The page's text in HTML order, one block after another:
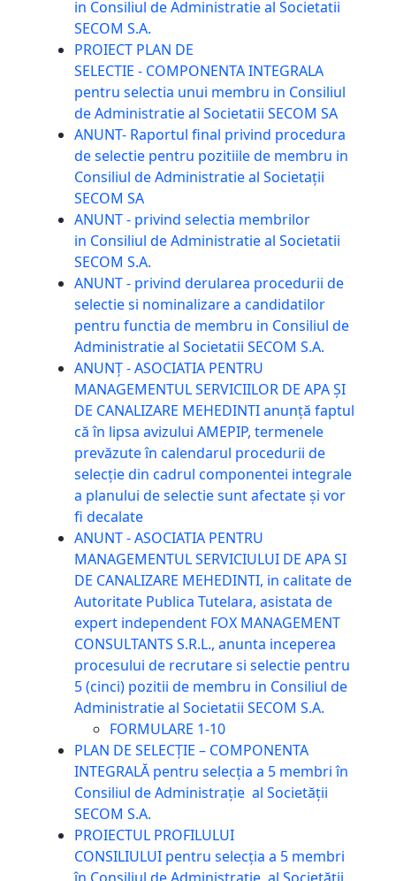
in Consiliul de Administratie al Societatii
SECOM S.A.
PROIECT PLAN DE
SELECTIE - COMPONENTA INTEGRALA
pentru selectia unui membru in Consiliul
de Administratie al Societatii SECOM SA
ANUNT- Raportul final privind procedura
de selectie pentru pozitiile de membru in
Consiliul de Administratie al Societații
SECOM SA
ANUNT - privind selectia membrilor
in Consiliul de Administratie al Societatii
SECOM S.A.
ANUNT - privind derularea procedurii de
selectie si nominalizare a candidatilor
pentru functia de membru in Consiliul de
Administratie al Societatii SECOM S.A.
ANUNȚ - ASOCIATIA PENTRU
MANAGEMENTUL SERVICIILOR DE APA ȘI
DE CANALIZARE MEHEDINTI anunță faptul
că în lipsa avizului AMEPIP, termenele
prevăzute în calendarul procedurii de
selecție din cadrul componentei integrale
a planului de selectie sunt afectate și vor
fi decalate
ANUNT - ASOCIATIA PENTRU
MANAGEMENTUL SERVICIULUI DE APA SI
DE CANALIZARE MEHEDINTI, in calitate de
Autoritate Publica Tutelara, asistata de
expert independent FOX MANAGEMENT
CONSULTANTS S.R.L., anunta inceperea
procesului de recrutare si selectie pentru
5 (cinci) pozitii de membru in Consiliul de
Administratie al Societatii SECOM S.A.
FORMULARE 1-10
PLAN DE SELECȚIE – COMPONENTA
INTEGRALĂ pentru selecția a 5 membri în
Consiliul de Administrație al Societății
SECOM S.A.
PROIECTUL PROFILULUI
CONSILIULUI pentru selecția a 5 membri